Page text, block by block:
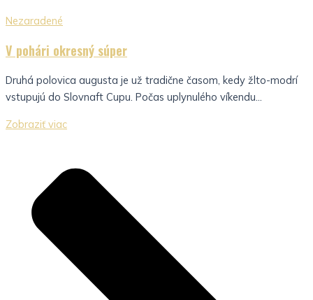
Nezaradené
V pohári okresný súper
Druhá polovica augusta je už tradične časom, kedy žlto-modrí
vstupujú do Slovnaft Cupu. Počas uplynulého víkendu...
Zobraziť viac